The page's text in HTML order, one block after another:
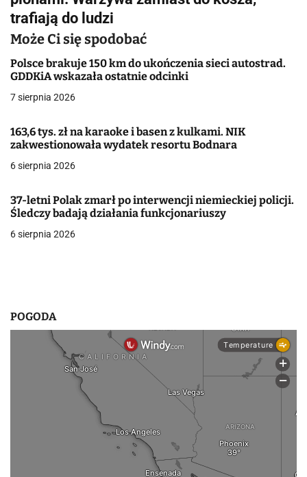
g
a
c
j
w
p
i
s
trafiają do ludzi
Może Ci się spodobać
Polsce brakuje 150 km do ukończenia sieci autostrad.
GDDKiA wskazała ostatnie odcinki
7 sierpnia 2026
163,6 tys. zł na karaoke i basen z kulkami. NIK
zakwestionowała wydatek resortu Bodnara
6 sierpnia 2026
37-letni Polak zmarł po interwencji niemieckiej policji.
Śledczy badają działania funkcjonariuszy
6 sierpnia 2026
POGODA